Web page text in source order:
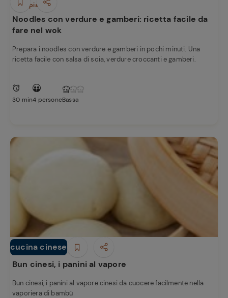
Primi piatti
Noodles con verdure e gamberi: ricetta facile da
fare nel wok
Prepara i noodles con verdure e gamberi in pochi minuti. Una
ricetta facile con salsa di soia, verdure croccanti e gamberi.
30 min4 personeBassa
cucina cinese
Piatti Unici
Bun cinesi, i panini al vapore
Bun cinesi, i panini al vapore cinesi da cuocere facilmente nella
vaporiera di bambù